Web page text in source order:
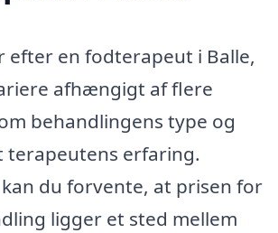
efter en fodterapeut i Balle,
afhængigt af flere
behandlingens type og
terapeutens erfaring.
du forvente, at prisen for
ligger et sted mellem